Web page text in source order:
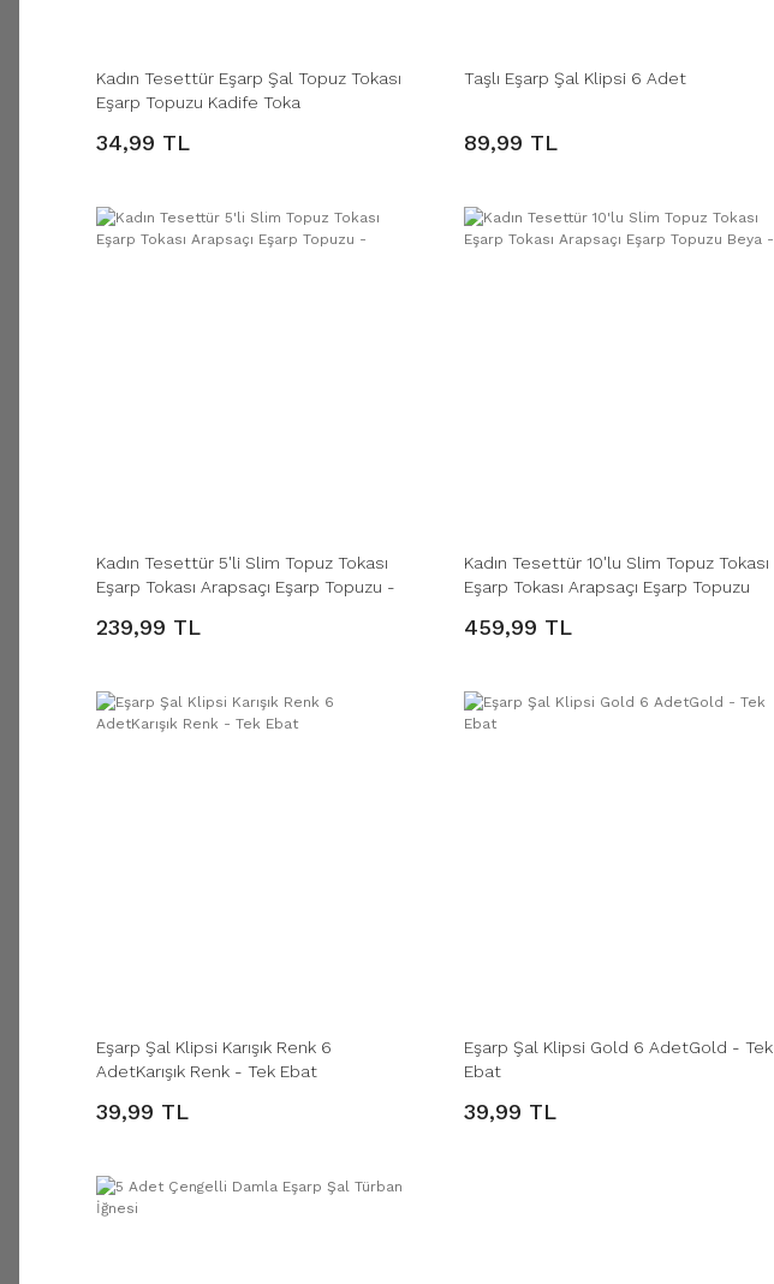
Kadın Tesettür Eşarp Şal Topuz Tokası
Eşarp Topuzu Kadife Toka
34,99 TL
Taşlı Eşarp Şal Klipsi 6 Adet
89,99 TL
Kadın Tesettür 5'li Slim Topuz Tokası
Eşarp Tokası Arapsaçı Eşarp Topuzu -
239,99 TL
Kadın Tesettür 10'lu Slim Topuz Tokası
Eşarp Tokası Arapsaçı Eşarp Topuzu
459,99 TL
Eşarp Şal Klipsi Karışık Renk 6
AdetKarışık Renk - Tek Ebat
39,99 TL
Eşarp Şal Klipsi Gold 6 AdetGold - Tek
Ebat
39,99 TL